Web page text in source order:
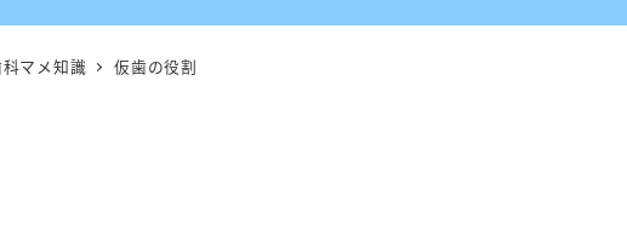
マメ知識 仮歯の役割